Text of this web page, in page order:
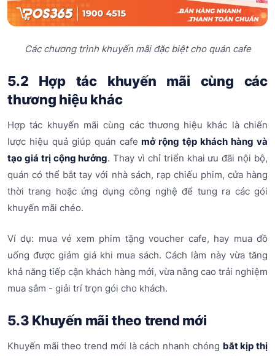
Các chương trình khuyến mãi đặc biệt cho quán cafe
5.2 Hợp tác khuyến mãi cùng các
thương hiệu khác
Hợp tác khuyến mãi cùng các thương hiệu khác là chiến
lược hiệu quả giúp quán cafe mở rộng tệp khách hàng và
tạo giá trị cộng hưởng. Thay vì chỉ triển khai ưu đãi nội bộ,
quán có thể bắt tay với nhà sách, rạp chiếu phim, cửa hàng
thời trang hoặc ứng dụng công nghệ để tung ra các gói
khuyến mãi chéo.
Ví dụ: mua vé xem phim tặng voucher cafe, hay mua đồ
uống được giảm giá khi mua sách. Cách làm này vừa tăng
khả năng tiếp cận khách hàng mới, vừa nâng cao trải nghiệm
mua sắm - giải trí trọn gói cho khách.
5.3 Khuyến mãi theo trend mới
Khuyến mãi theo trend mới là cách nhanh chóng bắt kịp thị